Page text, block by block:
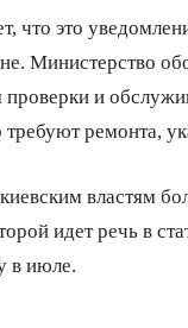
что это
Министерство
и
ремонта,
властям
идет речь в
в июле.